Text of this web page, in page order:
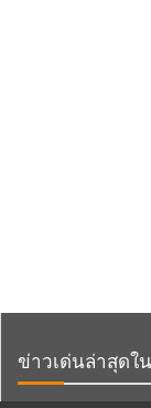
ข่าวเด่นล่าสุดใ